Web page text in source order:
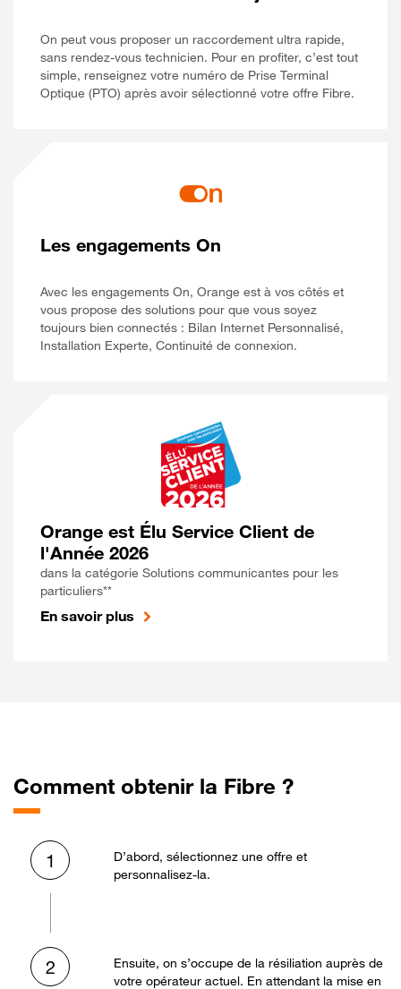
On peut vous proposer un raccordement ultra rapide,
sans rendez-vous technicien. Pour en profiter, c’est tout
simple, renseignez votre numéro de Prise Terminal
Optique (PTO) après avoir sélectionné votre offre Fibre.
Les engagements On
Avec les engagements On, Orange est à vos côtés et
vous propose des solutions pour que vous soyez
toujours bien connectés : Bilan Internet Personnalisé,
Installation Experte, Continuité de connexion.
Orange est Élu Service Client de
l'Année 2026
dans la catégorie Solutions communicantes pour les
particuliers**
En savoir plus
Comment obtenir la Fibre ?
1
D’abord, sélectionnez une offre et
personnalisez-la.
2
Ensuite, on s’occupe de la résiliation auprès de
votre opérateur actuel. En attendant la mise en